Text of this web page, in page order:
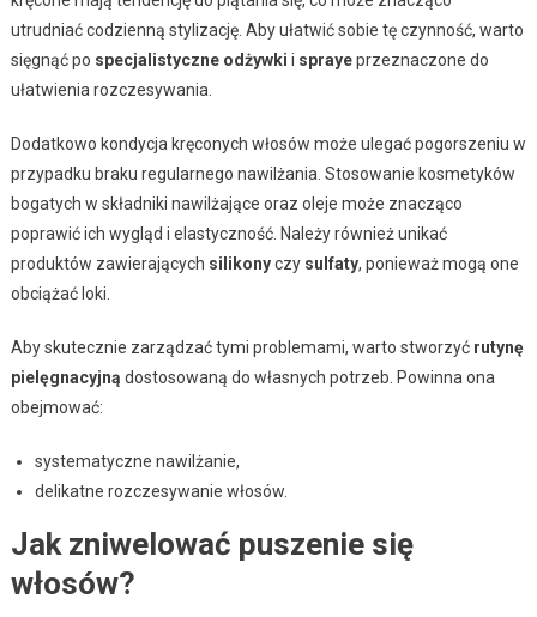
utrudniać codzienną stylizację. Aby ułatwić sobie tę czynność, warto
sięgnąć po specjalistyczne odżywki i sprayeprzeznaczone do
ułatwienia rozczesywania.
Dodatkowo kondycja kręconych włosów może ulegać pogorszeniu w
przypadku braku regularnego nawilżania. Stosowanie kosmetyków
bogatych w składniki nawilżające oraz oleje może znacząco
poprawić ich wygląd i elastyczność. Należy również unikać
produktów zawierających silikonyczy sulfaty, ponieważ mogą one
obciążać loki.
Aby skutecznie zarządzać tymi problemami, warto stworzyć rutynę
pielęgnacyjną dostosowaną do własnych potrzeb. Powinna ona
obejmować:
systematyczne nawilżanie,
delikatne rozczesywanie włosów.
Jak zniwelować puszenie się
włosów?